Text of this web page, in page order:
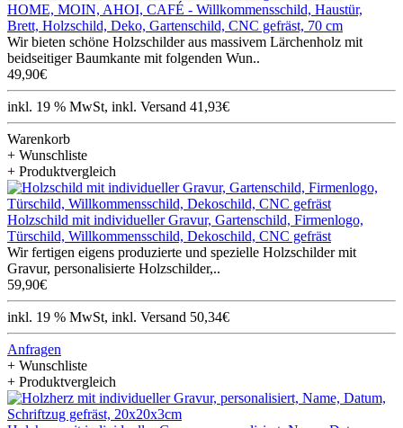
HOME, MOIN, AHOI, CAFÉ - Willkommensschild, Haustür,
Brett, Holzschild, Deko, Gartenschild, CNC gefräst, 70 cm
Wir bieten schöne Holzschilder aus massivem Lärchenholz mit
beidseitiger Baumkante mit folgenden Wun..
49,90€
inkl. 19 % MwSt, inkl. Versand 41,93€
Warenkorb
+ Wunschliste
+ Produktvergleich
Holzschild mit individueller Gravur, Gartenschild, Firmenlogo,
Türschild, Willkommensschild, Dekoschild, CNC gefräst
Wir fertigen eigens produzierte und spezielle Holzschilder mit
Gravur, personalisierte Holzschilder,..
59,90€
inkl. 19 % MwSt, inkl. Versand 50,34€
Anfragen
+ Wunschliste
+ Produktvergleich